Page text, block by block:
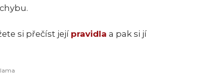
si přečíst její pravidla a pak si jí